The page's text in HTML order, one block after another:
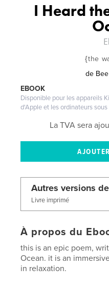
I Heard
{the
de
EBOOK
Disponible pour les appareils
d'Apple et les ordinateurs sous
La TVA sera
Autres versions
Livre imprimé
À propos du
this is an epic poem,
Ocean. it is an
in relaxation.